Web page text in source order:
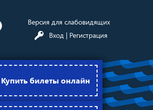
Версия для слабовидящих
Вход | Регистрация
Купить билеты онлайн